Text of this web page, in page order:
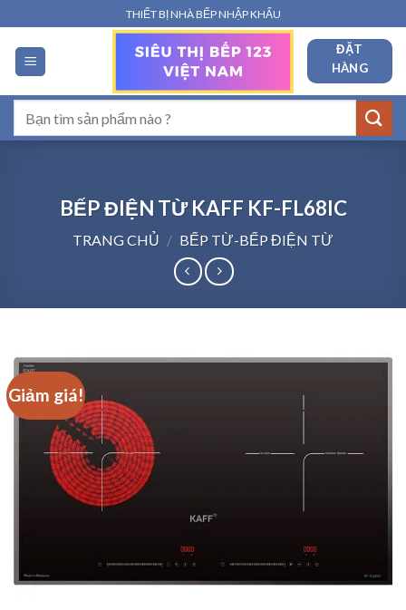
qua
nội
dung
THIẾT BỊ NHÀ BẾP NHẬP KHẨU
ĐẶT
HÀNG
kiếm:
BẾP ĐIỆN TỪ KAFF KF-FL68IC
TRANG CHỦ / BẾP TỪ-BẾP ĐIỆN TỪ
Giảm giá!